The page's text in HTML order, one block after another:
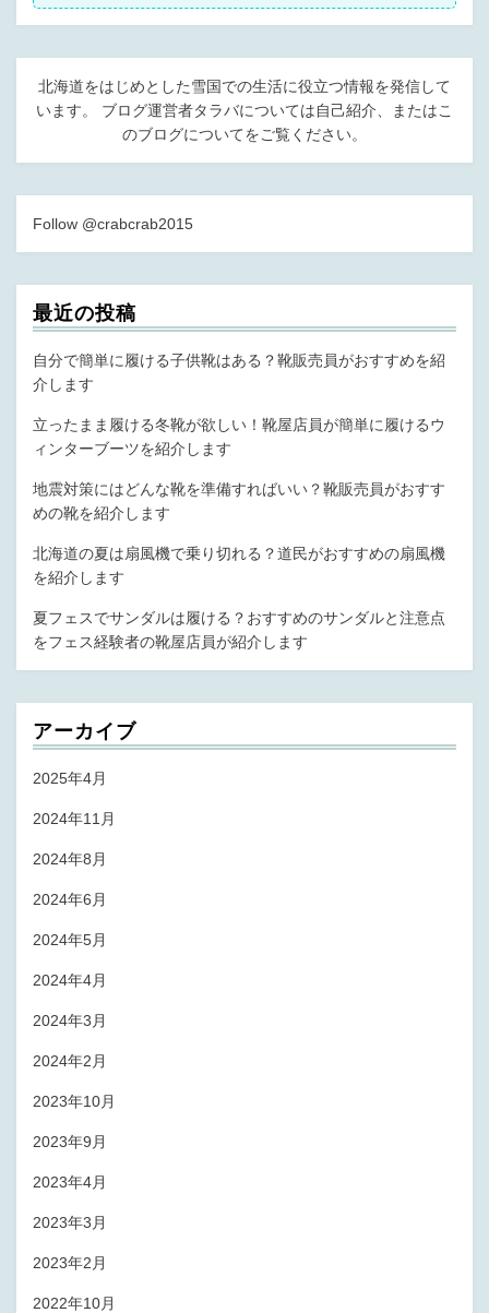
k
北海道をはじめとした雪国での生活に役立つ情報を発信して
います。 ブログ運営者タラバについては自己紹介 、またはこ
のブログについてをご覧ください。
Follow @crabcrab2015
最近の投稿
自分で簡単に履ける子供靴はある？靴販売員がおすすめを紹
介します
立ったまま履ける冬靴が欲しい！靴屋店員が簡単に履けるウ
ィンターブーツを紹介します
地震対策にはどんな靴を準備すればいい？靴販売員がおすす
めの靴を紹介します
北海道の夏は扇風機で乗り切れる？道民がおすすめの扇風機
を紹介します
夏フェスでサンダルは履ける？おすすめのサンダルと注意点
をフェス経験者の靴屋店員が紹介します
アーカイブ
2025年4月
2024年11月
2024年8月
2024年6月
2024年5月
2024年4月
2024年3月
2024年2月
2023年10月
2023年9月
2023年4月
2023年3月
2023年2月
2022年10月